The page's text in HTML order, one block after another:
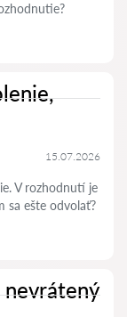
15.07.2026
V rozhodnutí je
sa ešte odvolať?
nevrátený